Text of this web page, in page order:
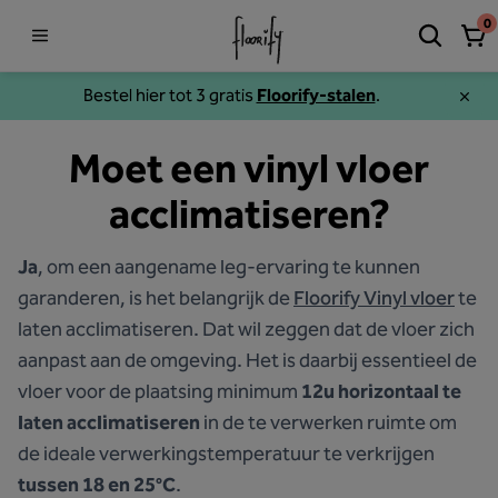
Bestel hier tot 3 gratis Floorify-stalen.
0
Moet een vinyl vloer
acclimatiseren?
Ja, om een aangename leg-ervaring te kunnen
garanderen, is het belangrijk deFloorify Vinyl vloerte
laten acclimatiseren. Dat wil zeggen dat de vloer zich
aanpast aan de omgeving. Het is daarbij essentieel de
vloer voor de plaatsing minimum 12u horizontaal te
laten acclimatiseren in de te verwerken ruimte om
de ideale verwerkingstemperatuur te verkrijgen
tussen 18 en 25°C.